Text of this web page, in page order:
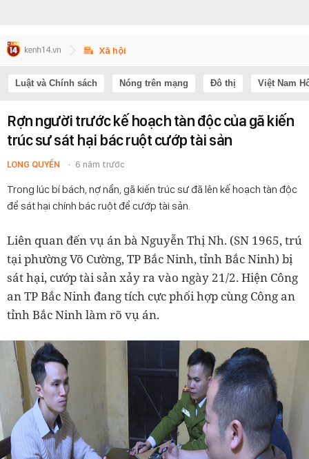
Xã hội
Luật và Chính sách Nóng trên mạng Đô thị Việt Nam
Rợn người trước kế hoạch tàn độc của gã kiến
trúc sư sát hại bác ruột cướp tài sản
LONG QUYỀN 6 năm trước
Trong lúc bí bách, nợ nần, gã kiến trúc sư đã lên kế hoạch tàn độc
để sát hại chính bác ruột để cướp tài sản.
Liên quan đến vụ án bà Nguyễn Thị Nh. (SN 1965, trú
tại phường Võ Cường, TP Bắc Ninh, tỉnh Bắc Ninh) bị
sát hại, cướp tài sản xảy ra vào ngày 21/2. Hiện Công
an TP Bắc Ninh đang tích cực phối hợp cùng Công an
tỉnh Bắc Ninh làm rõ vụ án.